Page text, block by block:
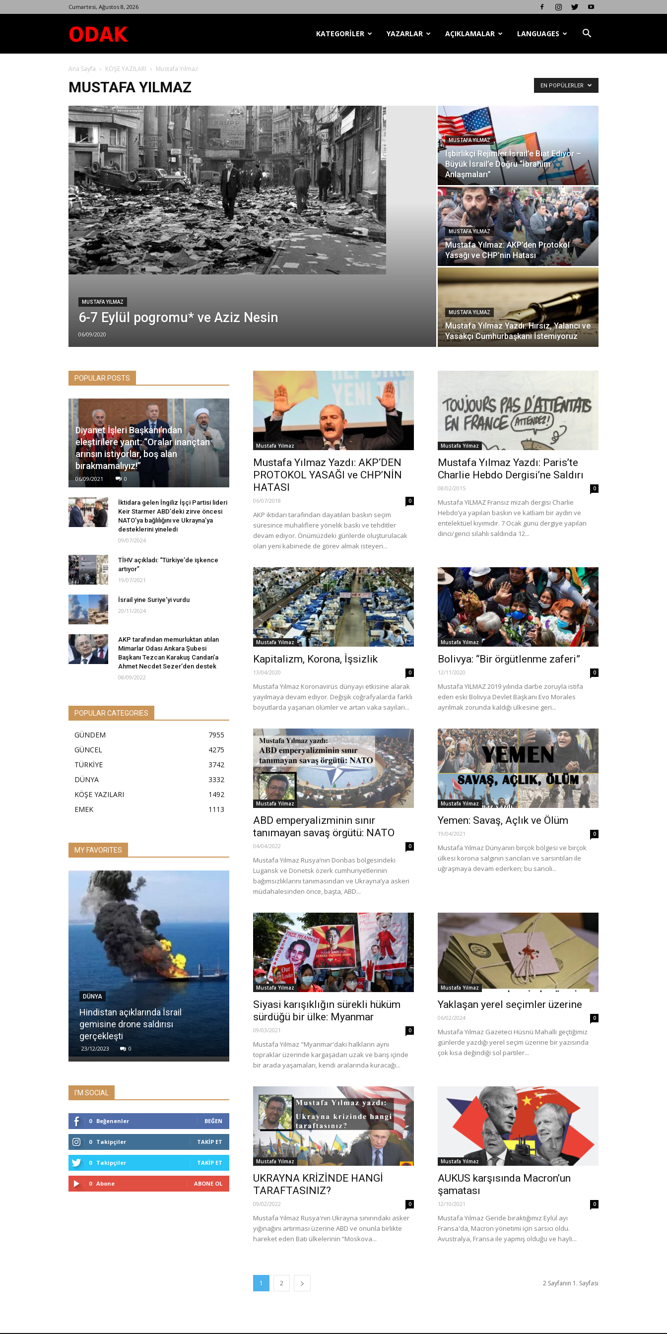
Cumartesi, Ağustos 8, 2026
Dergisi
KATEGORİLER YAZARLAR AÇIKLAMALAR LANGUAGES
Ana Sayfa KÖŞE YAZILARI Mustafa Yılmaz
MUSTAFA YILMAZ EN POPÜLERLER
MUSTAFA YILMAZ
6-7 Eylül pogromu* ve Aziz Nesin
06/09/2020
MUSTAFA YILMAZ
İşbirlikçi Rejimler İsrail’e Biat Ediyor –
Büyük İsrail’e Doğru “İbrahim
Anlaşmaları”
MUSTAFA YILMAZ
Mustafa Yılmaz: AKP’den Protokol
Yasağı ve CHP’nin Hatası
MUSTAFA YILMAZ
Mustafa Yılmaz Yazdı: Hırsız, Yalancı ve
Yasakçı Cumhurbaşkanı İstemiyoruz
Mustafa Yılmaz
Mustafa Yılmaz Yazdı: AKP‘DEN
PROTOKOL YASAĞI ve CHP’NİN
HATASI
06/07/2018 0
AKP iktidarı tarafından dayatılan baskın seçim
süresince muhaliflere yönelik baskı ve tehditler
devam ediyor. Önümüzdeki günlerde oluşturulacak
olan yeni kabinede de görev almak isteyen...
Mustafa Yılmaz
Mustafa Yılmaz Yazdı: Paris’te
Charlie Hebdo Dergisi’ne Saldırı
08/02/2015 0
Mustafa YILMAZ Fransız mizah dergisi Charlie
Hebdo’ya yapılan baskın ve katliam bir aydın ve
entelektüel kıyımıdır. 7 Ocak günü dergiye yapılan
dinci/gerici silahlı saldırıda 12...
Mustafa Yılmaz
Kapitalizm, Korona, İşsizlik
13/04/2020 0
Mustafa Yılmaz Koronavirüs dünyayı etkisine alarak
yayılmaya devam ediyor. Değişik coğrafyalarda farklı
boyutlarda yaşanan ölümler ve artan vaka sayıları...
Mustafa Yılmaz
Bolivya: “Bir örgütlenme zaferi”
12/11/2020 0
Mustafa YILMAZ 2019 yılında darbe zoruyla istifa
eden eski Bolivya Devlet Başkanı Evo Morales
ayrılmak zorunda kaldığı ülkesine geri...
Mustafa Yılmaz
ABD emperyalizminin sınır
tanımayan savaş örgütü: NATO
04/04/2022 0
Mustafa Yılmaz Rusya’nın Donbas bölgesindeki
Lugansk ve Donetsk özerk cumhuriyetlerinin
bağımsızlıklarını tanımasından ve Ukrayna’ya askeri
müdahalesinden önce, başta, ABD...
Mustafa Yılmaz
Yemen: Savaş, Açlık ve Ölüm
19/04/2021 0
Mustafa Yılmaz Dünyanın birçok bölgesi ve birçok
ülkesi korona salgının sancıları ve sarsıntıları ile
uğraşmaya devam ederken; bu sancılı...
Mustafa Yılmaz
Siyasi karışıklığın sürekli hüküm
sürdüğü bir ülke: Myanmar
09/03/2021 0
Mustafa Yılmaz "Myanmar'daki halkların aynı
topraklar üzerinde kargaşadan uzak ve barış içinde
bir arada yaşamaları, kendi aralarında kuracağı...
Mustafa Yılmaz
Yaklaşan yerel seçimler üzerine
06/02/2024 0
Mustafa Yılmaz Gazeteci Hüsnü Mahalli geçtiğimiz
günlerde yazdığı yerel seçim üzerine bir yazısında
çok kısa değindiği sol partiler...
Mustafa Yılmaz
UKRAYNA KRİZİNDE HANGİ
TARAFTASINIZ?
09/02/2022 0
Mustafa Yılmaz Rusya'nın Ukrayna sınırındaki asker
yığınağını artırması üzerine ABD ve onunla birlikte
hareket eden Batı ülkelerinin “Moskova...
Mustafa Yılmaz
AUKUS karşısında Macron’un
şamatası
12/10/2021 0
Mustafa Yılmaz Geride bıraktığımız Eylül ayı
Fransa'da, Macron yönetimi için sarsıcı oldu.
Avustralya, Fransa ile yapmış olduğu ve hayli...
1 2 2 Sayfanın 1. Sayfası
POPULAR POSTS
Diyanet İşleri Başkanı’ndan
eleştirilere yanıt: “Oralar inançtan
arınsın istiyorlar, boş alan
bırakmamalıyız!”
06/09/2021 0
İktidara gelen İngiliz İşçi Partisi lideri
Keir Starmer ABD’deki zirve öncesi
NATO’ya bağlılığını ve Ukrayna’ya
desteklerini yineledi
09/07/2024
TİHV açıkladı: “Türkiye’de işkence
artıyor”
19/07/2021
İsrail yine Suriye’yi vurdu
20/11/2024
AKP tarafından memurluktan atılan
Mimarlar Odası Ankara Şubesi
Başkanı Tezcan Karakuş Candan’a
Ahmet Necdet Sezer’den destek
08/09/2022
POPULAR CATEGORIES
GÜNDEM
7955
GÜNCEL
4275
TÜRKİYE
3742
DÜNYA
3332
KÖŞE YAZILARI
1492
EMEK
1113
MY FAVORITES
DÜNYA
Hindistan açıklarında İsrail
gemisine drone saldırısı
gerçekleşti
23/12/2023 0
GÜNDEM
Serbest bırakılan Osman Sarıgün’ün
24/04/2019 0
DÜNYA KUPASI 2026’DA TOP
ARDINDA KOŞAN(LAR), NEYİN
PEŞİNDEN SÜRÜKLENİR(LER)?![*]
0
Kuzeybatı Afrika’dan
Adaları’na giden botta 7
yaşamını yitirdi
I'M SOCIAL
0 Beğenenler BEĞEN
0 Takipçiler TAKIP ET
0 Takipçiler TAKIP ET
0 Abone ABONE OL